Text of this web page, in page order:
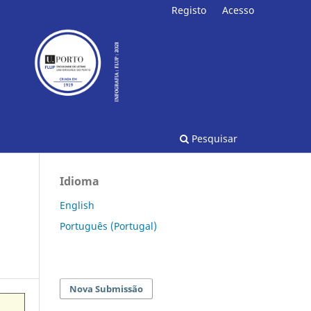
Pesquisar
Registo Acesso
Idioma
English
Português (Portugal)
Nova Submissão